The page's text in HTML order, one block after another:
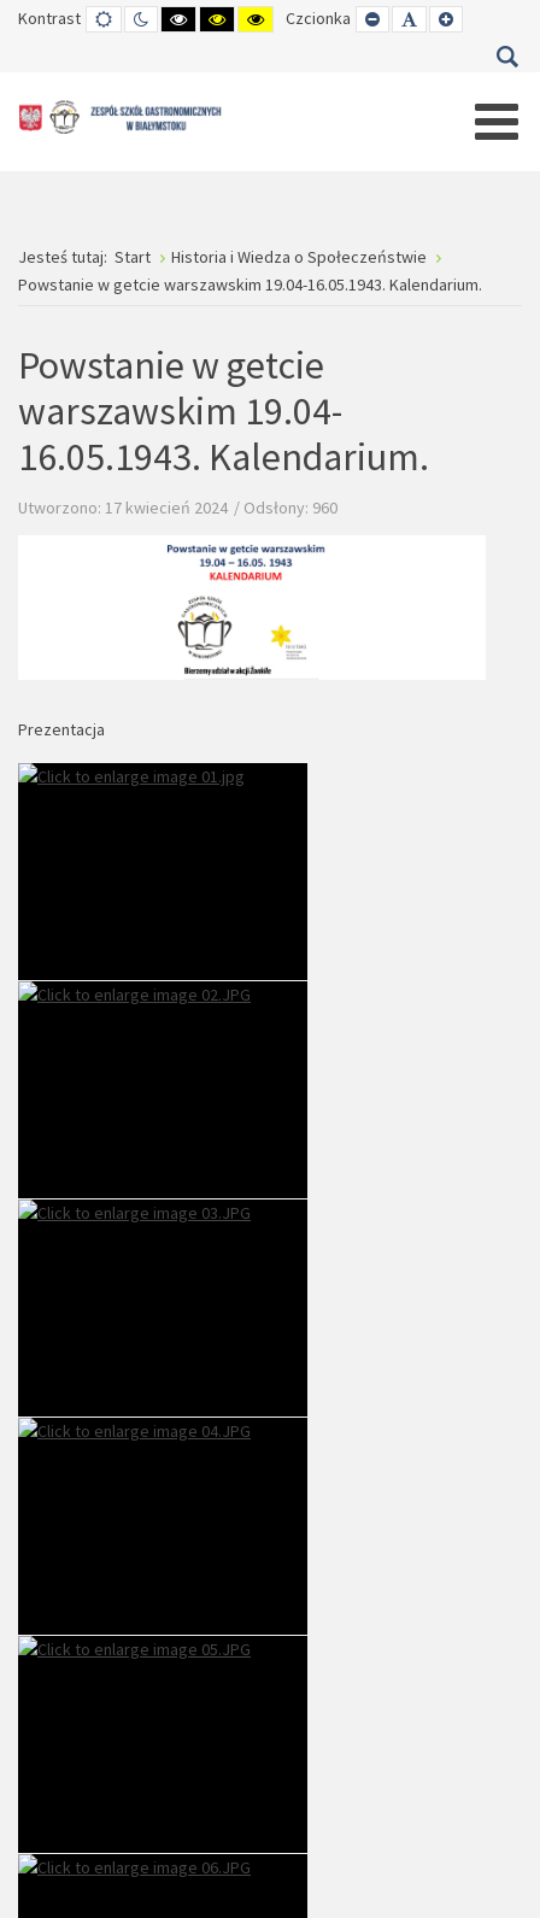
Kontrast TRYB
DOMYŚLNY
TRYB
DZIENNY
WYSOKI
CZARNO-
WYSOKI
CZARNO-
WYSOKI
ŻÓŁTO-
Czcionka SET
SMALLER
SET
DEFAULT
SET
LARGER
Jesteś tutaj: Start
Historia i Wiedza o Społeczeństwie
Powstanie w getcie warszawskim 19.04-16.05.1943. Kalendarium.
Powstanie w getcie
warszawskim 19.04-
16.05.1943. Kalendarium.
Utworzono: 17 kwiecień 2024 Odsłony: 960
Prezentacja